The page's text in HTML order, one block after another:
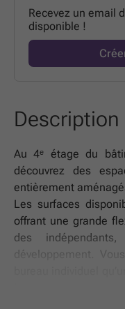
Recevez un email
disponible !
Description
Au 4ᵉ étage du
découvrez des
entièrement
Les surfaces
offrant une grande
des
développement.
bureau individuel